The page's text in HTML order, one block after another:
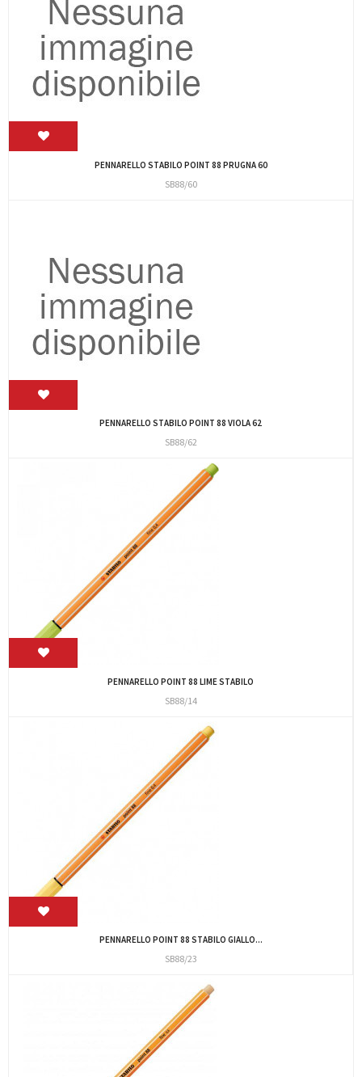
PENNARELLO STABILO POINT 88 PRUGNA 60
SB88/60
PENNARELLO STABILO POINT 88 VIOLA 62
SB88/62
PENNARELLO POINT 88 LIME STABILO
SB88/14
PENNARELLO POINT 88 STABILO GIALLO...
SB88/23